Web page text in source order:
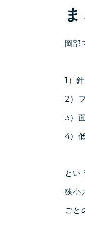
岡部
1）
2）
3）
4）
とい
狭小
ごと